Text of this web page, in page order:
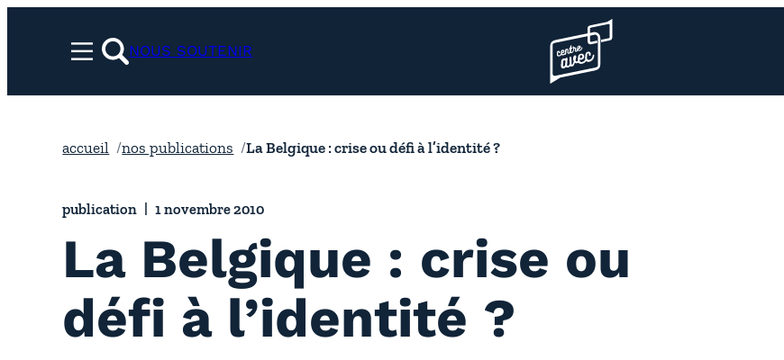
Menurechercher
NOUS SOUTENIR
Page d’accueil l’association
accueil nos publications La Belgique : crise ou défi à l’identité ?
publication 1 novembre 2010
La Belgique : crise ou
défi à l’identité ?